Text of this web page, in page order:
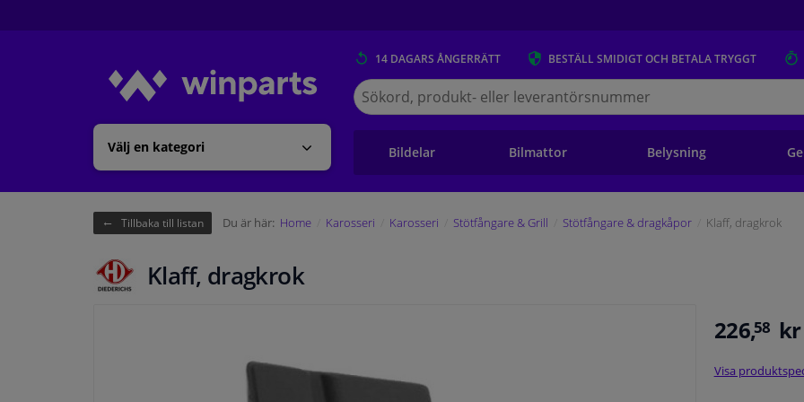
Välj en kategori
14 DAGARS ÅNGERRÄTT BESTÄLL SMIDIGT OCH BETALA TRYGGT
Sök
på
Winparts.se
Bildelar Bilmattor Belysning
Tillbaka till listan Du är här: Home Karosseri Karosseri Stötfångare & Grill Stötfångare & dragkåpor Klaff, dragkrok
Klaff, dragkrok
226,58 kr
Visa